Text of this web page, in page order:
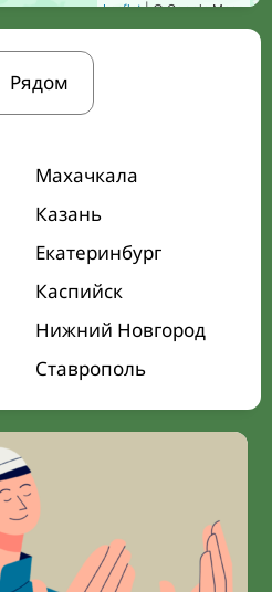
Leaflet| © Google Maps
Рядом
Махачкала
Казань
Екатеринбург
Каспийск
Нижний Новгород
Ставрополь